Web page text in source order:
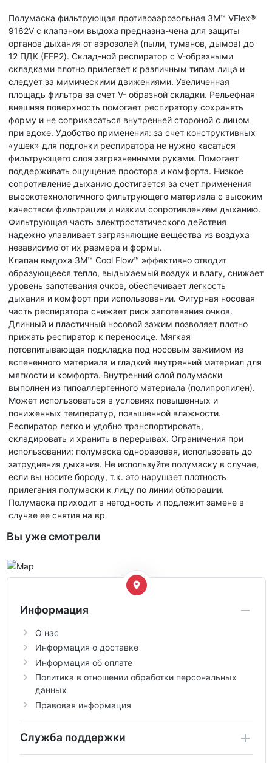
Полумаска фильтрующая противоаэрозольная 3M™ VFlex®
9162V с клапаном выдоха предназна-чена для защиты
органов дыхания от аэрозолей (пыли, туманов, дымов) до
12 ПДК (FFP2). Склад-ной респиратор с V-образными
складками плотно прилегает к различным типам лица и
следует за мимическими движениями. Увеличенная
площадь фильтра за счет V- образной складки. Рельефная
внешняя поверхность помогает респиратору сохранять
форму и не соприкасаться внутренней стороной с лицом
при вдохе. Удобство применения: за счет конструктивных
«ушек» для подгонки респиратора не нужно касаться
фильтрующего слоя загрязненными руками. Помогает
поддерживать ощущение простора и комфорта. Низкое
сопротивление дыханию достигается за счет применения
высокотехнологичного фильтрующего материала с высоким
качеством фильтрации и низким сопротивлением дыханию.
Фильтрующая часть электростатического действия
надежно улавливает загрязняющие вещества из воздуха
независимо от их размера и формы.
Клапан выдоха 3M™ Cool Flow™ эффективно отводит
образующееся тепло, выдыхаемый воздух и влагу, снижает
уровень запотевания очков, обеспечивает легкость
дыхания и комфорт при использовании. Фигурная носовая
часть респиратора снижает риск запотевания очков.
Длинный и пластичный носовой зажим позволяет плотно
прижать респиратор к переносице. Мягкая
потовпитывающая подкладка под носовым зажимом из
вспененного материала и гладкий внутренний материал для
мягкости и комфорта. Внутренний слой полумаски
выполнен из гипоаллергенного материала (полипропилен).
Может использоваться в условиях повышенных и
пониженных температур, повышенной влажности.
Респиратор легко и удобно транспортировать,
складировать и хранить в перерывах. Ограничения при
использовании: полумаска одноразовая, использовать до
затруднения дыхания. Не используйте полумаску в случае,
если вы носите бороду, т.к. это нарушает плотность
прилегания полумаски к лицу по линии обтюрации.
Полумаска приходит в негодность и подлежит замене в
случае ее снятия на вр
Вы уже смотрели
Информация
О нас
Информация о доставке
Информация об оплате
Политика в отношении обработки персональных
данных
Правовая информация
Служба поддержки